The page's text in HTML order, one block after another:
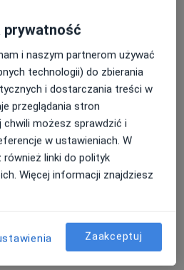
-
Umów wizytę
Umów wizytę
Umów wizytę
prywatność
i naszym partnerom używać
technologii) do zbierania
i dostarczania treści w
przeglądania stron
chwili możesz sprawdzić i
w ustawieniach. W
linki do polityk
Więcej informacji znajdziesz
Zaakceptuj